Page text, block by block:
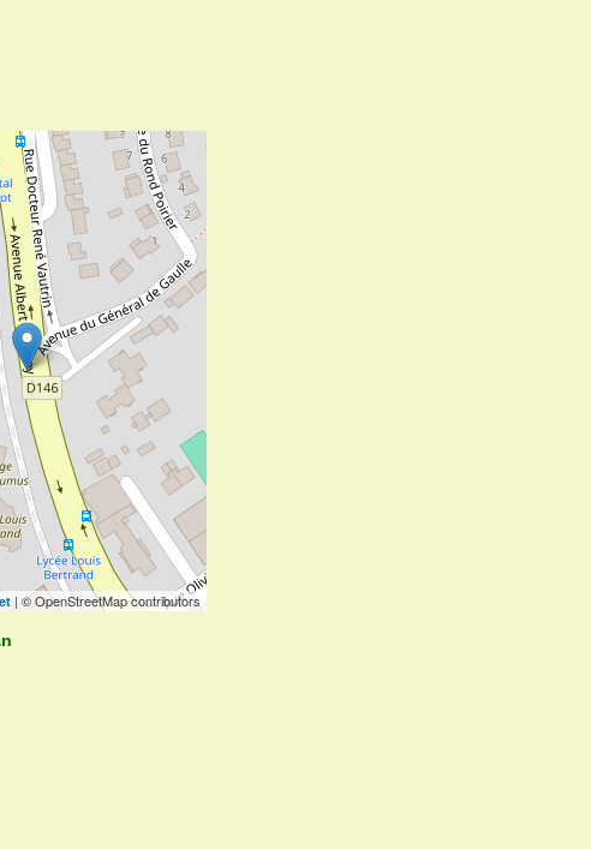
| © OpenStreetMap contributors